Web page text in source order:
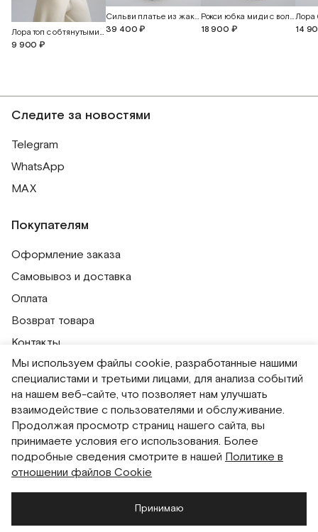
Лора топ с обтянутыми пуговицами
9 900 ₽
Сильви платье из жаккардового шелка с открытой спиной
39 400 ₽
Рокси юбка миди с воланом
18 900 ₽
14
Следите за новостями
Telegram
WhatsApp
MAX
Покупателям
Оформление заказа
Самовывоз и доставка
Оплата
Возврат товара
Контакты
Публичная оферта
Политика обработки персональных данных
Политика использования сессионных файлов
Согласие на получение рассылок
Согласие на обработку персональных данных
Система привилегий
Мы используем файлы cookie, разработанные нашими
специалистами и третьими лицами, для анализа событий
на нашем веб-сайте, что позволяет нам улучшать
взаимодействие с пользователями и обслуживание.
Продолжая просмотр страниц нашего сайта, вы
принимаете условия его использования. Более
подробные сведения смотрите в нашей Политике в
отношении файлов Cookie
Принимаю